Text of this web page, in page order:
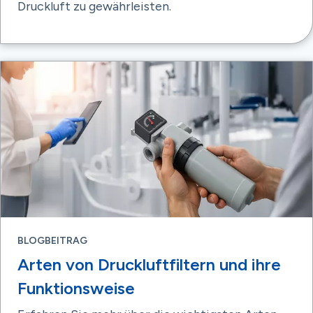
Druckluft zu gewährleisten.
BLOGBEITRAG
Arten von Druckluftfiltern und ihre
Funktionsweise